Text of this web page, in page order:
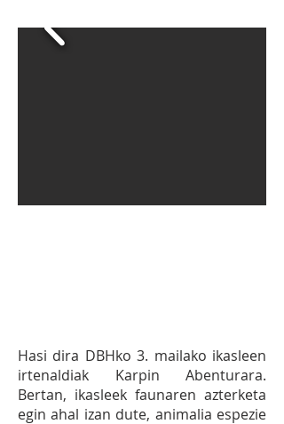
Hasi dira DBHko 3. mailako ikasleen
irtenaldiak Karpin Abenturara.
Bertan, ikasleek faunaren azterketa
egin ahal izan dute, animalia espezie